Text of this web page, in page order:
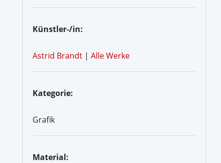
Künstler-/in:
Astrid Brandt | Alle Werke
Kategorie:
Grafik
Material: